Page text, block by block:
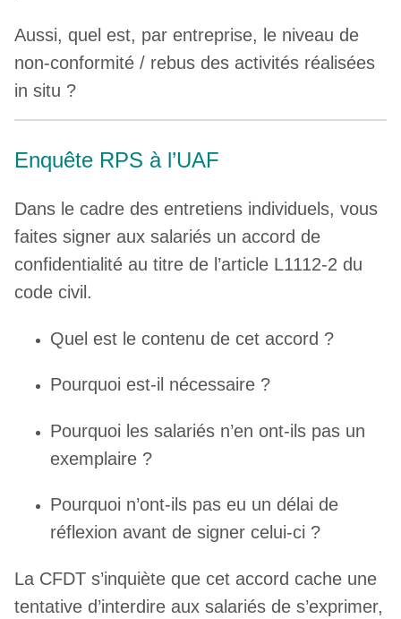
Aussi, quel est, par entreprise, le niveau de
non-conformité / rebus des activités réalisées
in situ ?
Enquête RPS à l’UAF
Dans le cadre des entretiens individuels, vous
faites signer aux salariés un accord de
confidentialité au titre de l’article L1112-2 du
code civil.
Quel est le contenu de cet accord ?
Pourquoi est-il nécessaire ?
Pourquoi les salariés n’en ont-ils pas un
exemplaire ?
Pourquoi n’ont-ils pas eu un délai de
réflexion avant de signer celui-ci ?
La CFDT s’inquiète que cet accord cache une
tentative d’interdire aux salariés de s’exprimer,